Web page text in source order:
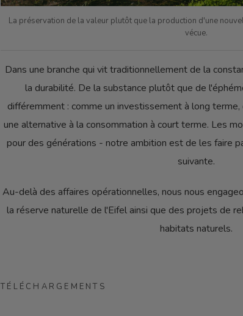
La préservation de la valeur plutôt que la production d'une
vécue.
Dans une branche qui vit traditionnellement de la
la durabilité. De la substance plutôt que de
différemment : comme un investissement à long
une alternative à la consommation à court terme. Les
pour des générations - notre ambition est de les faire
suivante.
Au-delà des affaires opérationnelles, nous nous
la réserve naturelle de l'Eifel ainsi que des projets de
habitats naturels.
TÉLÉCHARGEMENTS